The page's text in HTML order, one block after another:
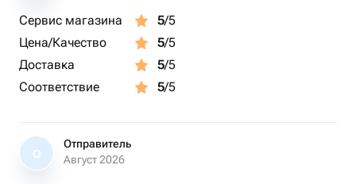
Сервис магазина 5/5
Цена/Качество
5/5
Доставка
5/5
Соответствие
5/5
О
Отправитель
Август 2026